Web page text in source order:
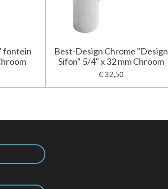
fontein
Best-Design Chrome "Design
Sifon" 5/4" x 32 mm Chroom
€ 32,50